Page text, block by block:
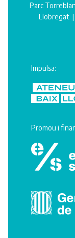
Parc
Llobregat |
Impulsa:
Promou i